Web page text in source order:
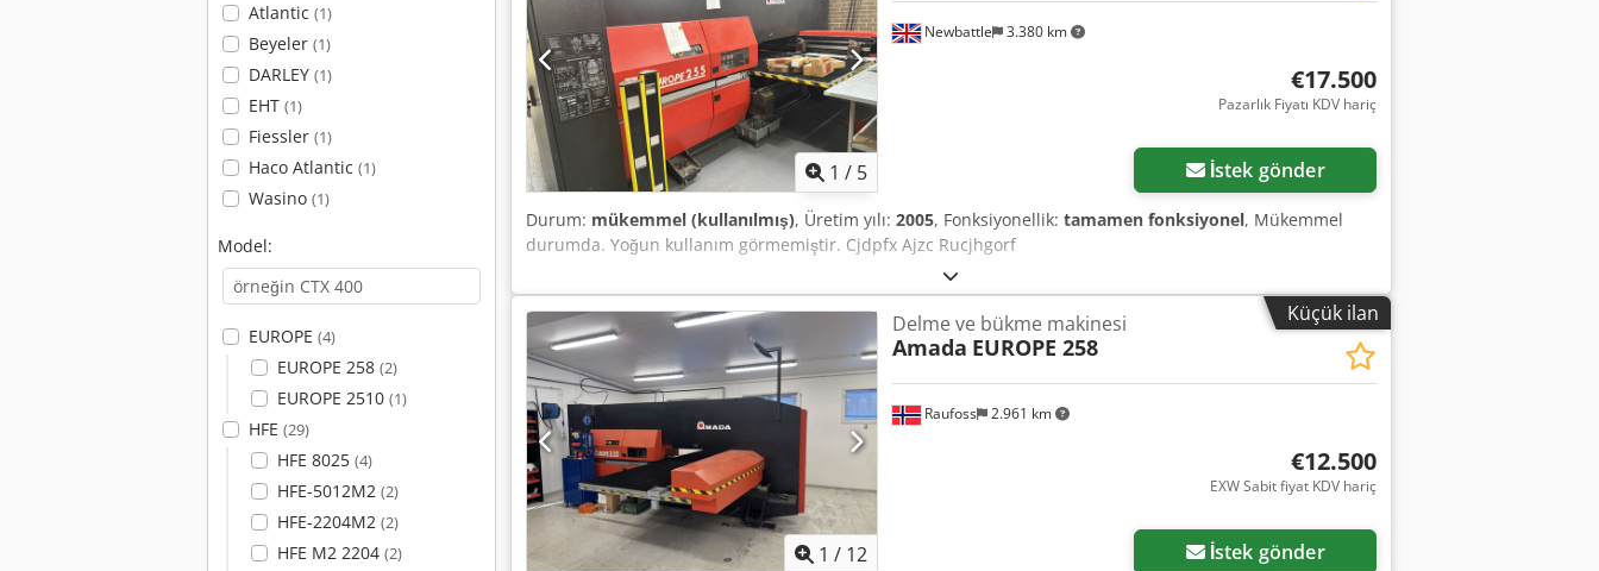
Atlantic (1)
Beyeler (1)
DARLEY (1)
EHT (1)
Fiessler (1)
Haco Atlantic (1)
Wasino (1)
Model:
EUROPE (4)
EUROPE 258 (2)
EUROPE 2510 (1)
HFE (29)
HFE 8025 (4)
HFE-5012M2 (2)
HFE-2204M2 (2)
HFE M2 2204 (2)
1 / 5
Newbattle 3.380 km
€17.500
Pazarlık Fiyatı KDV hariç
İstek gönder
Durum: mükemmel (kullanılmış), Üretim yılı: 2005, Fonksiyonellik: tamamen fonksiyonel, Mükemmel
durumda. Yoğun kullanım görmemiştir. Cjdpfx Ajzc Rucjhgorf
Küçük ilan
1 / 12
Raufoss 2.961 km
Delme ve bükme makinesi
Amada EUROPE 258
€12.500
EXW Sabit fiyat KDV hariç
İstek gönder